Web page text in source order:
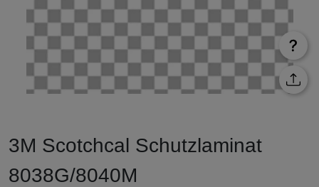
3M Scotchcal Schutzlaminat
8038G/8040M